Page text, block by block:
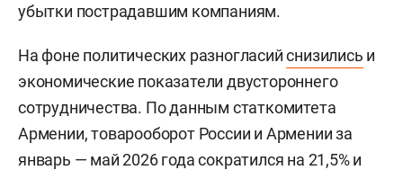
убытки пострадавшим компаниям.
На фоне политических разногласийснизились и
экономические показатели двустороннего
сотрудничества. По данным статкомитета
Армении, товарооборот России и Армении за
январь — май 2026 года сократился на 21,5% и